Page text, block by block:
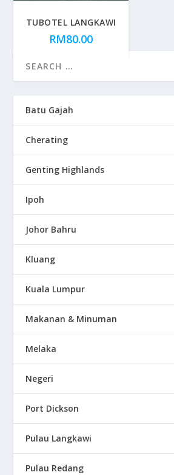
TUBOTEL LANGKAWI
RM80.00
Batu Gajah
Cherating
Genting Highlands
Ipoh
Johor Bahru
Kluang
Kuala Lumpur
Makanan & Minuman
Melaka
Negeri
Port Dickson
Pulau Langkawi
Pulau Redang